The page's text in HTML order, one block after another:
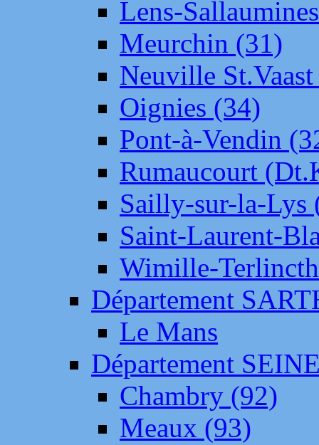
Lens-
Meurchin (31)
Neuville
Oignies (34)
Pont-à-Vendin
Rumaucourt
Sailly-sur-la-Lys
Saint-Laurent-
Wimille-
Département
Le Mans
Département
Chambry (92)
Meaux (93)